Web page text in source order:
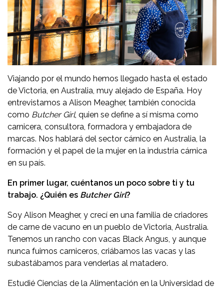
Viajando por el mundo hemos llegado hasta el estado
de Victoria, en Australia, muy alejado de España. Hoy
entrevistamos a Alison Meagher, también conocida
como Butcher Girl, quien se define a sí misma como
carnicera, consultora, formadora y embajadora de
marcas. Nos hablará del sector cárnico en Australia, la
formación y el papel de la mujer en la industria cárnica
en su país.
En primer lugar, cuéntanos un poco sobre ti y tu
trabajo. ¿Quién es Butcher Girl?
Soy Alison Meagher, y crecí en una familia de criadores
de carne de vacuno en un pueblo de Victoria, Australia.
Tenemos un rancho con vacas Black Angus, y aunque
nunca fuimos carniceros, criábamos las vacas y las
subastábamos para venderlas al matadero.
Estudié Ciencias de la Alimentación en la Universidad de